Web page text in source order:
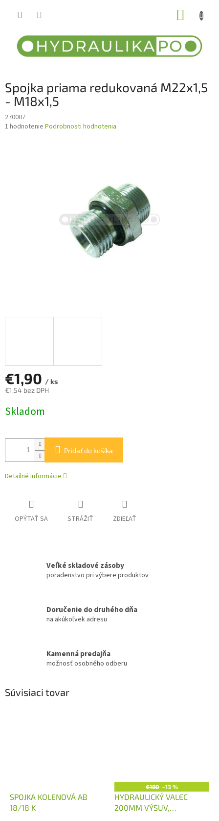
Spojka priama redukovaná M22x1,5
- M18x1,5
270007
Priemerné
1 hodnotenie Podrobnosti hodnotenia
€1,90 / ks
€1,54 bez DPH
cena:
Skladom
Pridať do košíka
Detailné informácie
OPÝTAŤ SA STRÁŽIŤ ZDIEĽAŤ
Veľké skladové zásoby
poradenstvo pri výbere produktov
Doručenie do druhého dňa
na akúkoľvek adresu
Kamenná predajňa
možnosť osobného odberu
Súvisiaci tovar
SPOJKA KOLENOVÁ AB
18/18 K
€180 –13 %
HYDRAULICKÝ VALEC
200MM VÝSUV,